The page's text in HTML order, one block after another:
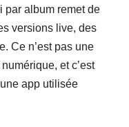
par album remet de
versions live, des
Ce n’est pas une
et c’est
app utilisée